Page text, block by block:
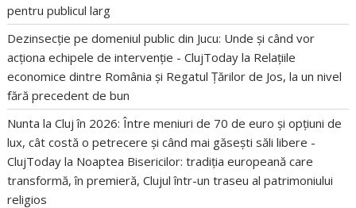
pentru publicul larg
Dezinsecție pe domeniul public din Jucu: Unde și când vor
acționa echipele de intervenție - ClujToday la Relațiile
economice dintre România și Regatul Țărilor de Jos, la un nivel
fără precedent de bun
Nunta la Cluj în 2026: Între meniuri de 70 de euro și opțiuni de
lux, cât costă o petrecere și când mai găsești săli libere -
ClujToday la Noaptea Bisericilor: tradiția europeană care
transformă, în premieră, Clujul într-un traseu al patrimoniului
religios